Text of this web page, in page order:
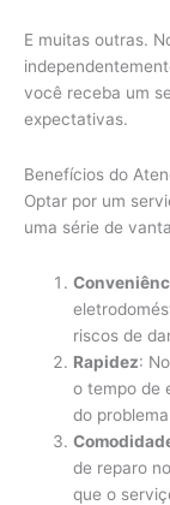
E muitas outras.
você receba um
expectativas.
Benefícios do
Optar por um
uma série de
riscos de
Rapidez:
o tempo de
do
de reparo
que o